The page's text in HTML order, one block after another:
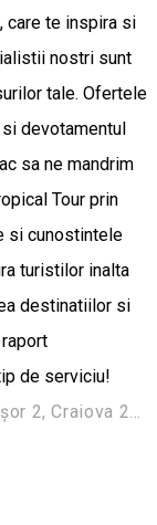
care te inspira si
nostri sunt
tale. Ofertele
devotamentul
sa ne mandrim
Tour prin
si cunostintele
turistilor inalta
destinatiilor si
de serviciu!
Bloc 49, Parter, Strada Nicolaescu Plopşor 2, Craiova 200733, Romania